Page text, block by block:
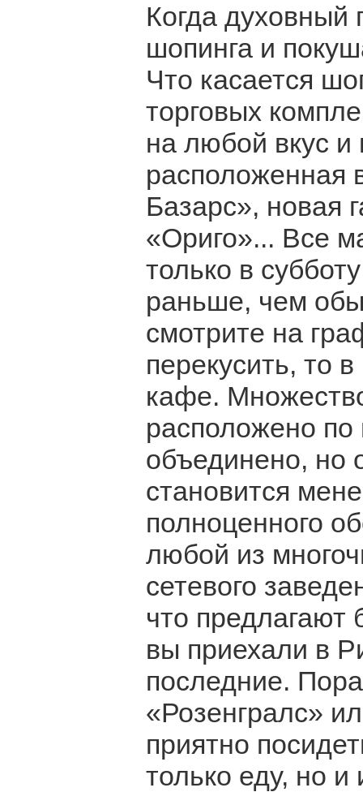
Когда духовный
шопинга и
Что касается
торговых
на любой вкус и
расположенная
Базарс», новая
«Ориго»... Все
только в
раньше, чем
смотрите на
перекусить, то
кафе.
расположено по
объединено, но
становится
полноценного
любой из
сетевого
что предлагают
вы приехали в
последние.
«Розенгралс»
приятно
только еду, но